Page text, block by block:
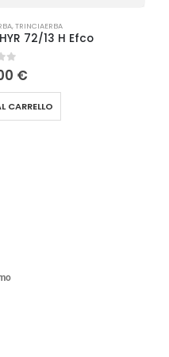
,TRINCIAERBA
72/13 H Efco
€
CARRELLO